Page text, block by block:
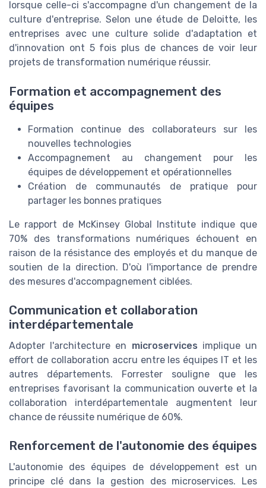
lorsque celle-ci s'accompagne d'un changement de la
culture d'entreprise. Selon une étude de Deloitte, les
entreprises avec une culture solide d'adaptation et
d'innovation ont 5 fois plus de chances de voir leur
projets de transformation numérique réussir.
Formation et accompagnement des
équipes
Formation continue des collaborateurs sur les
nouvelles technologies
Accompagnement au changement pour les
équipes de développement et opérationnelles
Création de communautés de pratique pour
partager les bonnes pratiques
Le rapport de McKinsey Global Institute indique que
70% des transformations numériques échouent en
raison de la résistance des employés et du manque de
soutien de la direction. D'où l'importance de prendre
des mesures d'accompagnement ciblées.
Communication et collaboration
interdépartementale
Adopter l'architecture en microservices implique un
effort de collaboration accru entre les équipes IT et les
autres départements. Forrester souligne que les
entreprises favorisant la communication ouverte et la
collaboration interdépartementale augmentent leur
chance de réussite numérique de 60%.
Renforcement de l'autonomie des équipes
L'autonomie des équipes de développement est un
principe clé dans la gestion des microservices. Les